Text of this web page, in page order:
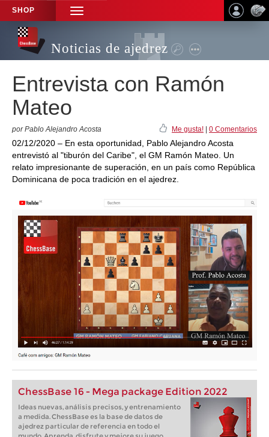
SHOP
TOGGLE
NAVIGATION
Noticias de ajedrez
Entrevista con Ramón
Mateo
por Pablo Alejandro Acosta Me gusta! 0 Comentarios
02/12/2020 – En esta oportunidad, Pablo Alejandro Acosta
entrevistó al "tiburón del Caribe", el GM Ramón Mateo. Un
relato impresionante de superación, en un país como República
Dominicana de poca tradición en el ajedrez.
ChessBase 16 - Mega package Edition 2022
Ideas nuevas, análisis precisos, y entrenamiento
a medida. ChessBase es la base de datos de
ajedrez particular de referencia en todo el